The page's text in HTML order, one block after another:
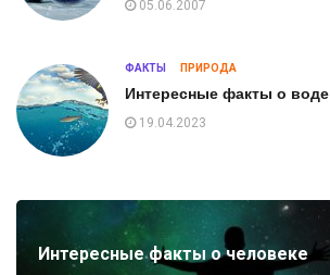
05.06.2007
ФАКТЫ ПРИРОДА
Интересные факты о воде
19.04.2023
Интересные факты о человеке